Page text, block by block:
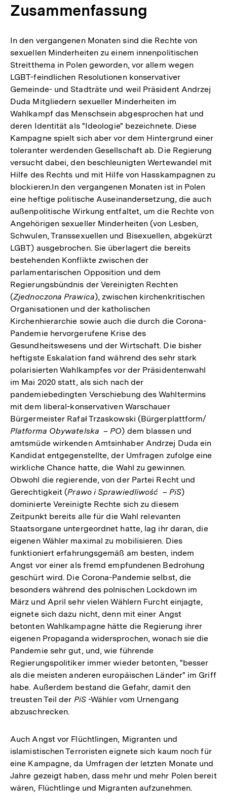
Zusammenfassung
In den vergangenen Monaten sind die Rechte von
sexuellen Minderheiten zu einem innenpolitischen
Streitthema in Polen geworden, vor allem wegen
LGBT-feindlichen Resolutionen konservativer
Gemeinde- und Stadträte und weil Präsident Andrzej
Duda Mitgliedern sexueller Minderheiten im
Wahlkampf das Menschsein abgesprochen hat und
deren Identität als "Ideologie" bezeichnete. Diese
Kampagne spielt sich aber vor dem Hintergrund einer
toleranter werdenden Gesellschaft ab. Die Regierung
versucht dabei, den beschleunigten Wertewandel mit
Hilfe des Rechts und mit Hilfe von Hasskampagnen zu
blockieren.In den vergangenen Monaten ist in Polen
eine heftige politische Auseinandersetzung, die auch
außenpolitische Wirkung entfaltet, um die Rechte von
Angehörigen sexueller Minderheiten (von Lesben,
Schwulen, Transsexuellen und Bisexuellen, abgekürzt
LGBT) ausgebrochen. Sie überlagert die bereits
bestehenden Konflikte zwischen der
parlamentarischen Opposition und dem
Regierungsbündnis der Vereinigten Rechten
(Zjednoczona Prawica), zwischen kirchenkritischen
Organisationen und der katholischen
Kirchenhierarchie sowie auch die durch die Corona-
Pandemie hervorgerufene Krise des
Gesundheitswesens und der Wirtschaft. Die bisher
heftigste Eskalation fand während des sehr stark
polarisierten Wahlkampfes vor der Präsidentenwahl
im Mai 2020 statt, als sich nach der
pandemiebedingten Verschiebung des Wahltermins
mit dem liberal-konservativen Warschauer
Bürgermeister Rafał Trzaskowski (Bürgerplattform/
Platforma Obywatelska –PO) dem blassen und
amtsmüde wirkenden Amtsinhaber Andrzej Duda ein
Kandidat entgegenstellte, der Umfragen zufolge eine
wirkliche Chance hatte, die Wahl zu gewinnen.
Obwohl die regierende, von der Partei Recht und
Gerechtigkeit (Prawo i Sprawiedliwość – PiS)
dominierte Vereinigte Rechte sich zu diesem
Zeitpunkt bereits alle für die Wahl relevanten
Staatsorgane untergeordnet hatte, lag ihr daran, die
eigenen Wähler maximal zu mobilisieren. Dies
funktioniert erfahrungsgemäß am besten, indem
Angst vor einer als fremd empfundenen Bedrohung
geschürt wird. Die Corona-Pandemie selbst, die
besonders während des polnischen Lockdown im
März und April sehr vielen Wählern Furcht einjagte,
eignete sich dazu nicht, denn mit einer Angst
betonten Wahlkampagne hätte die Regierung ihrer
eigenen Propaganda widersprochen, wonach sie die
Pandemie sehr gut, und, wie führende
Regierungspolitiker immer wieder betonten, "besser
als die meisten anderen europäischen Länder" im Griff
habe. Außerdem bestand die Gefahr, damit den
treusten Teil der PiS-Wähler vom Urnengang
abzuschrecken.
Auch Angst vor Flüchtlingen, Migranten und
islamistischen Terroristen eignete sich kaum noch für
eine Kampagne, da Umfragen der letzten Monate und
Jahre gezeigt haben, dass mehr und mehr Polen bereit
wären, Flüchtlinge und Migranten aufzunehmen.